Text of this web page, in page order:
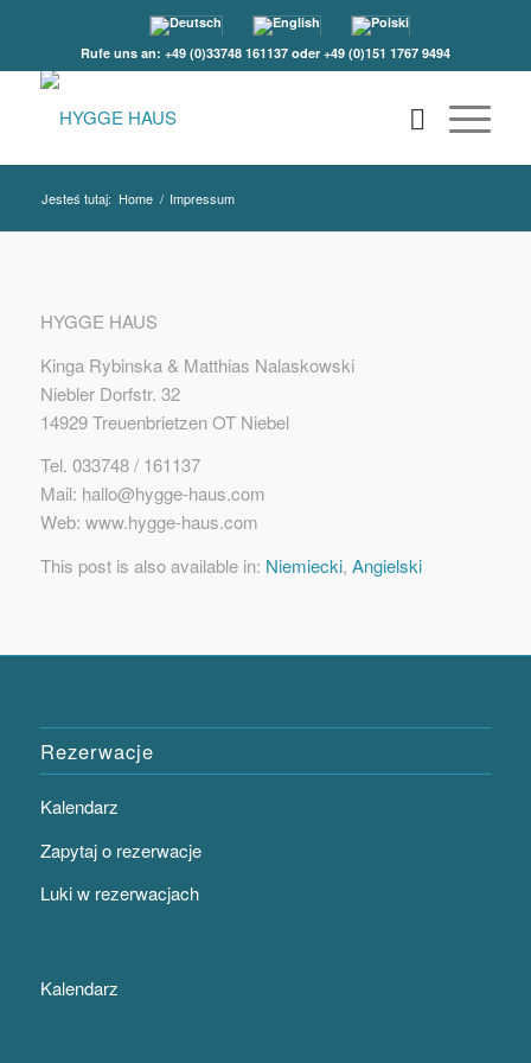
Rufe uns an: +49 (0)33748 161137 oder +49 (0)151 1767 9494
Jesteś tutaj: Home / Impressum
HYGGE HAUS
Kinga Rybinska & Matthias Nalaskowski
Niebler Dorfstr. 32
14929 Treuenbrietzen OT Niebel
Tel. 033748 / 161137
Mail: hallo@hygge-haus.com
Web: www.hygge-haus.com
This post is also available in: Niemiecki Angielski
Rezerwacje
Kalendarz
Zapytaj o rezerwacje
Luki w rezerwacjach
Kalendarz